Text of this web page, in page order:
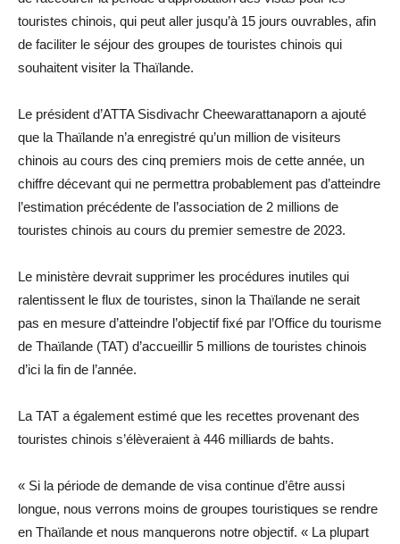
touristes chinois, qui peut aller jusqu’à 15 jours ouvrables, afin
de faciliter le séjour des groupes de touristes chinois qui
souhaitent visiter la Thaïlande.
Le président d’ATTA Sisdivachr Cheewarattanaporn a ajouté
que la Thaïlande n’a enregistré qu’un million de visiteurs
chinois au cours des cinq premiers mois de cette année, un
chiffre décevant qui ne permettra probablement pas d’atteindre
l’estimation précédente de l’association de 2 millions de
touristes chinois au cours du premier semestre de 2023.
Le ministère devrait supprimer les procédures inutiles qui
ralentissent le flux de touristes, sinon la Thaïlande ne serait
pas en mesure d’atteindre l’objectif fixé par l’Office du tourisme
de Thaïlande (TAT) d’accueillir 5 millions de touristes chinois
d’ici la fin de l’année.
La TAT a également estimé que les recettes provenant des
touristes chinois s’élèveraient à 446 milliards de bahts.
« Si la période de demande de visa continue d’être aussi
longue, nous verrons moins de groupes touristiques se rendre
en Thaïlande et nous manquerons notre objectif. « La plupart